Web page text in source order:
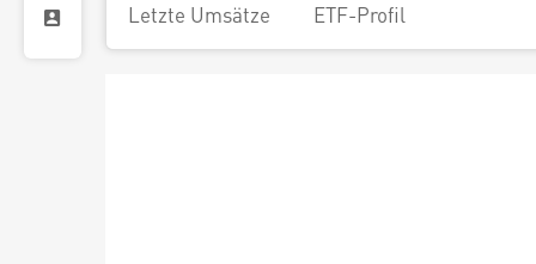
Letzte Umsätze ETF-Profil